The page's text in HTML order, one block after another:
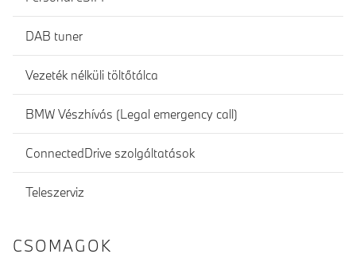
DAB tuner
Vezeték nélküli töltőtálca
BMW Vészhívás (Legal emergency call)
ConnectedDrive szolgáltatások
Teleszerviz
CSOMAGOK